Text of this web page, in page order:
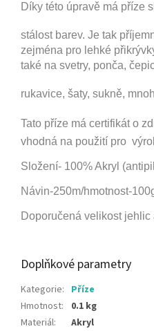
Díky této úpravě má příze
stálost barev. Je tak
zejména pro lehké
také na svetry, ponča,
rukavice, šaty, sukně,
Tato příze má certifikát o
vhodná na použití pro
Složení- 100% Akryl
Návin-250m/hmotnost-
Doporučená velikost jehlic
Doplňkové parametry
Kategorie: Příze
Hmotnost:
0.1 kg
Materiál:
Akryl